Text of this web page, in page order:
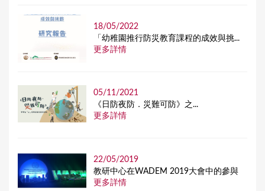
18/05/2022
「幼稚園推行防災教育課程的成效與挑...
更多詳情
05/11/2021
《日防夜防．災難可防》之...
更多詳情
22/05/2019
教研中心在WADEM 2019大會中的參與
更多詳情